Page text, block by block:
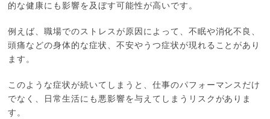
的な健康にも影響を及ぼす可能性が高いです。
例えば、職場でのストレスが原因によって、不眠や消化不良、
頭痛などの身体的な症状、不安やうつ症状が現れることがあり
ます。
このような症状が続いてしまうと、仕事のパフォーマンスだけ
でなく、日常生活にも悪影響を与えてしまうリスクがありま
す。